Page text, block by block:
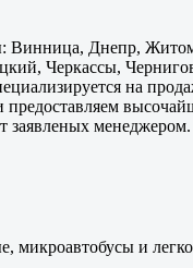
Винница, Днепр,
Черкассы,
на
заявленых менеджером.
микроавтобусы и